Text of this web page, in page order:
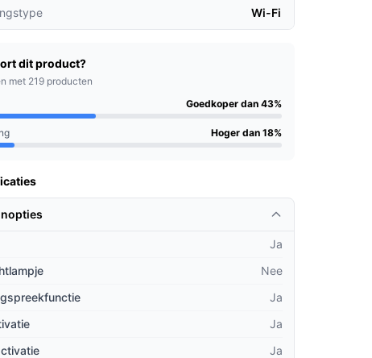
Wi-Fi
dit product?
met 219 producten
Goedkoper dan 43%
Hoger dan 18%
Ja
Nee
Ja
Ja
Ja